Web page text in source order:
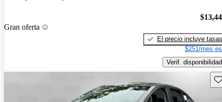
Gran oferta
El precio incluye tasas
$251/mes
Verif. disponibilidad